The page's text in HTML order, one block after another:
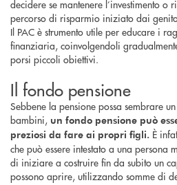
decidere se mantenere l’investimento o
percorso di risparmio iniziato dai
Il PAC è strumento utile per educare i
finanziaria, coinvolgendoli
porsi piccoli obiettivi.
Il fondo pensione
Sebbene la pensione possa sembrare
bambini, un fondo pensione può
preziosi da fare ai propri figli. È
che può essere intestato a una persona
di iniziare a costruire fin da subito un
possono aprire, utilizzando somme di